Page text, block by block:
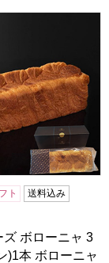
プレーン・シ
ト
送料込み
ズ ボローニャ 3
)1本 ボローニャ